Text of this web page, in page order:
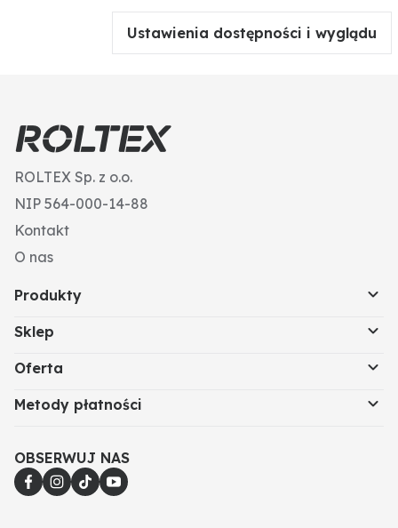
(pęknięcia związane z napięciem).
Ustawienia dostępności i wyglądu
ROLTEX Sp. z o.o.
NIP 564-000-14-88
Kontakt
O nas
Produkty
Sklep
Oferta
Metody płatności
OBSERWUJ NAS